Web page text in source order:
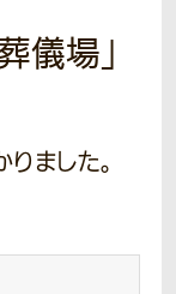
儀場」
ました。